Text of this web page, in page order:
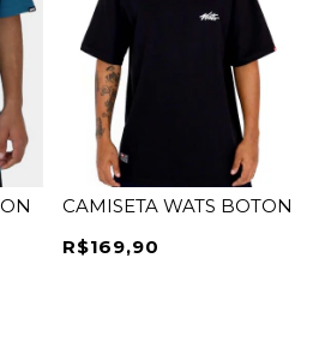
CAMISETA WATS BOTON
R$169,90